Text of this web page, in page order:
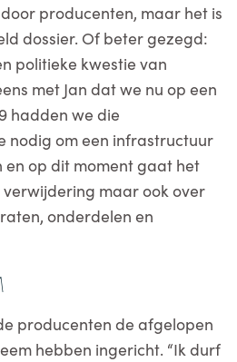
producenten, maar het is
dossier. Of beter gezegd:
politieke kwestie van
met Jan dat we nu op een
hadden we die
nodig om een infrastructuur
op dit moment gaat het
maar ook over
onderdelen en
producenten de afgelopen
hebben ingericht. “Ik durf